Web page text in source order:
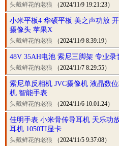
头戴鲜花的老狼 （2024/11/9 19:21:23）
小米平板4 华硕平板 美之声功放
摄像头 苹果X
头戴鲜花的老狼 （2024/11/9 8:39:19）
48V 35AH电池 索尼三脚架 专业录
头戴鲜花的老狼 （2024/11/7 8:29:55）
索尼单反相机 JVC摄像机 液晶数
机 智能手表
头戴鲜花的老狼 （2024/11/6 10:01:24）
佳明手表 小米骨传导耳机 天乐功
耳机 1050TI显卡
头戴鲜花的老狼 （2024/11/5 9:37:08）